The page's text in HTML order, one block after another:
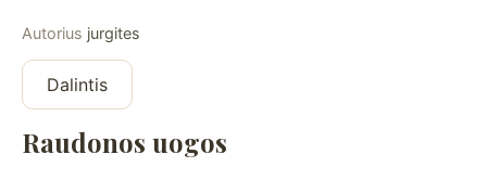
Autorius jurgites
Dalintis
Raudonos uogos